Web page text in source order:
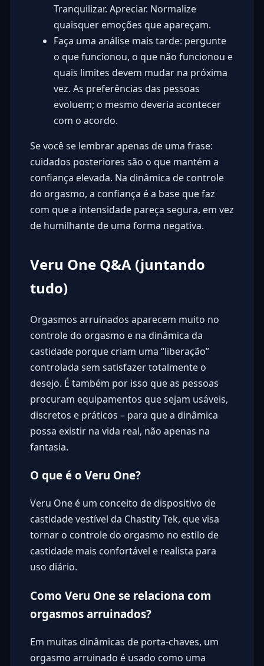
Tranquilizar. Apreciar. Normalize
quaisquer emoções que apareçam.
Faça uma análise mais tarde: pergunte
o que funcionou, o que não funcionou e
quais limites devem mudar na próxima
vez. As preferências das pessoas
evoluem; o mesmo deveria acontecer
com o acordo.
Se você se lembrar apenas de uma frase:
cuidados posteriores são o que mantém a
confiança elevada. Na dinâmica de controle
do orgasmo, a confiança é a base que faz
com que a intensidade pareça segura, em vez
de humilhante de uma forma negativa.
Veru One Q&A (juntando
tudo)
Orgasmos arruinados aparecem muito no
controle do orgasmo e na dinâmica da
castidade porque criam uma “liberação”
controlada sem satisfazer totalmente o
desejo. É também por isso que as pessoas
procuram equipamentos que sejam usáveis,
discretos e práticos – para que a dinâmica
possa existir na vida real, não apenas na
fantasia.
O que é o Veru One?
Veru One é um conceito de dispositivo de
castidade vestível da Chastity Tek, que visa
tornar o controle do orgasmo no estilo de
castidade mais confortável e realista para
uso diário.
Como Veru One se relaciona com
orgasmos arruinados?
Em muitas dinâmicas de porta-chaves, um
orgasmo arruinado é usado como uma